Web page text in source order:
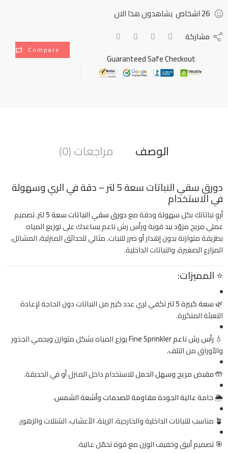
26اشخاص يشاهدون هذا الان
Compare
مشاركة
Guaranteed Safe Checkout
الوصف مراجعات (0)
دورق سقي النباتات سعة 5 لتر – دقة في الري وسهولة
في الاستخدام
أروِ نباتاتك بكل سهولة ودقة معدورق سقي النباتات سعة 5 لتر
. تصميم
عملي مريح مزوّد بيد قوية ورأس رش ناعم يساعدك على توزيع المياه
بطريقة متوازنة بدون إهدار أو ضرر للنبات. مثالي للحدائق المنزلية، المشاتل،
المزارع الصغيرة، والنباتات الداخلية.
⭐ المميزات:
🌿سعة كبيرة 5 لتر
تكفي لري عدد كبير من النباتات دون الحاجة لإعادة
التعبئة المتكررة.
💧 رأس رش ناعم Fine Sprinkler
يوزع المياه بشكل متوازن ويحمي الجذور
والأوراق من التلف.
🤲مقبض مريح وسهل الحملللاستخدام داخل المنزل أو في الحديقة.
🌦خامة عالية الجودة مقاومة للصدمات وأشعة الشمس.
🪴 مناسب للنباتات الداخلية والخارجية، الزينة، الأعشاب، الشتلات والزهور.
🎯 تصميم أنيق وخفيف الوزن مع قوة تحمّل عالية.